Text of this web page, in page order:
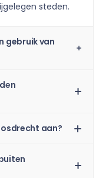
steden.
gebruik van
aan?